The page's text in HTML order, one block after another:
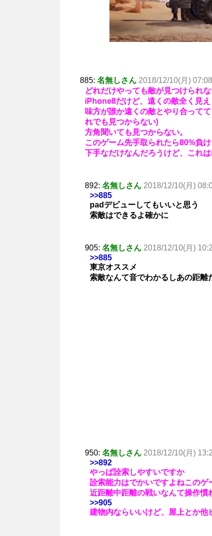
885: 名無しさん 2018/12/10(月)
どれだけやっても敵が見つけられ
iPhone8だけど、遠くの敵全く見
味方が誰か遠くの敵とやり合って
れでも見つからない)
方角聞いても見つからない。
このゲーム先手取られたら80%負
下手なだけなんだろうけど、これ
892: 名無しさん 2018/12/10(月)
>>885
padデビューしてもいいと思う
索敵はできるよ確かに
905: 名無しさん 2018/12/10(月)
>>885
東京オススメ
索敵なんて音でわかるしあの距離
950: 名無しさん 2018/12/10(月)
>>892
やっぱ詮索しやすいですか
詮索能力はでかいですよねこのゲ
近距離中距離の戦いなんて操作慣
>>905
建物内ならいいけど、屋上とか